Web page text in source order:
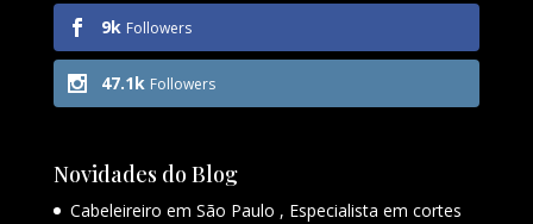
9k Followers
47.1k Followers
Novidades do Blog
Cabeleireiro em São Paulo , Especialista em cortes